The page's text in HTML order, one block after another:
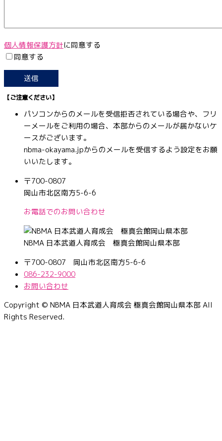
個人情報保護方針に同意する
同意する
【ご注意ください】
パソコンからのメールを受信拒否されている場合や、フリ
ーメールをご利用の場合、本部からのメールが届かないケ
ースがございます。
nbma-okayama.jpからのメールを受信するよう設定をお願
いいたします。
〒700-0807
岡山市北区南方5-6-6
お電話でのお問い合わせ
NBMA 日本武道人育成会 極真会館岡山県本部
〒700-0807 岡山市北区南方5-6-6
086-232-9000
お問い合わせ
Copyright © NBMA 日本武道人育成会 極真会館岡山県本部 All
Rights Reserved.